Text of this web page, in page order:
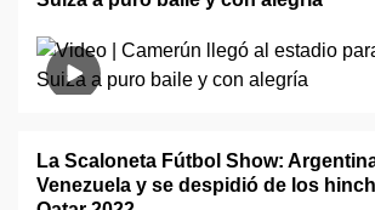
La Scaloneta Fútbol Show:
Venezuela y se despidió de los